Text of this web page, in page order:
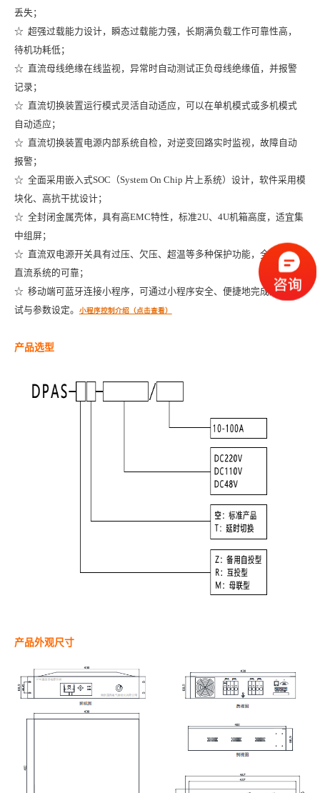
丢失 ；
☆ 超强过载能力设计，瞬态过载能力强，长期满负载工作可靠性高，
待机功耗低；
☆ 直流母线绝缘在线监视，异常时自动测试正负母线绝缘值，并报警
记录 ；
☆ 直流切换装置运行模式灵活自动适应，可以在单机模式或多机模式
自动适应 ；
☆ 直流切换装置电源内部系统自检，对逆变回路实时监视，故障自动
报警 ；
☆ 全面采用嵌入式SOC（System On Chip 片上系统）设计，软件采用模
块化、高抗干扰设计；
☆ 全封闭金属壳体，具有高EMC特性，标准2U、4U机箱高度，适宜集
中组屏 ；
☆ 直流双电源开关具有过压、欠压、超温等多种保护功能，全面保护
直流系统的可靠 ；
☆ 移动端可蓝牙连接小程序，可通过小程序安全、便捷地完成产品调
试与参数设定。
小程序控制介绍（点击查看）
产品选型
产品外观尺寸